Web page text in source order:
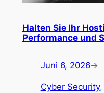
Halten Sie Ihr
Performance und
Juni 6, 2026→
Cyber Security,